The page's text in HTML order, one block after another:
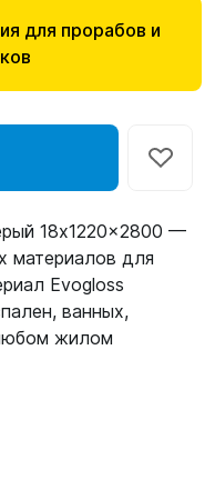
для прорабов и
18x1220x2800 —
материалов для
Evogloss
ванных,
жилом